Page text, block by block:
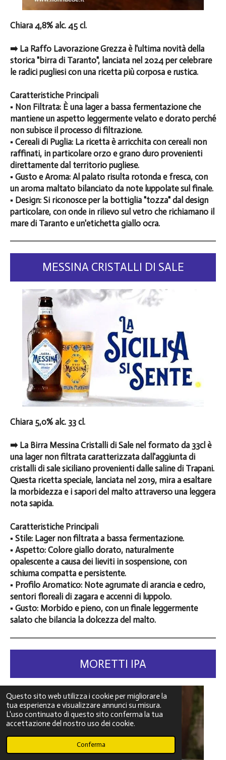
Questo sito web utilizza i cookie per migliorare la
tua esperienza e visualizzare annunci su misura.
L'uso continuato di questo sito conferma la tua
accettazione del nostro uso dei cookie.
Conferma
Chiara 4,8% alc. 45 cl.
➡️ La Raffo Lavorazione Grezza è l'ultima novità della
storica "birra di Taranto", lanciata nel 2024 per celebrare
le radici pugliesi con una ricetta più corposa e rustica.
Caratteristiche Principali
▪️ Non Filtrata: È una lager a bassa fermentazione che
mantiene un aspetto leggermente velato e dorato perché
non subisce il processo di filtrazione.
▪️ Cereali di Puglia: La ricetta è arricchita con cereali non
raffinati, in particolare orzo e grano duro provenienti
direttamente dal territorio pugliese.
▪️ Gusto e Aroma: Al palato risulta rotonda e fresca, con
un aroma maltato bilanciato da note luppolate sul finale.
▪️ Design: Si riconosce per la bottiglia "tozza" dal design
particolare, con onde in rilievo sul vetro che richiamano il
mare di Taranto e un'etichetta giallo ocra.
MESSINA CRISTALLI DI SALE
Chiara 5,0% alc. 33 cl.
➡️ La Birra Messina Cristalli di Sale nel formato da 33cl è
una lager non filtrata caratterizzata dall'aggiunta di
cristalli di sale siciliano provenienti dalle saline di Trapani.
Questa ricetta speciale, lanciata nel 2019, mira a esaltare
la morbidezza e i sapori del malto attraverso una leggera
nota sapida.
Caratteristiche Principali
▪️ Stile: Lager non filtrata a bassa fermentazione.
▪️ Aspetto: Colore giallo dorato, naturalmente
opalescente a causa dei lieviti in sospensione, con
schiuma compatta e persistente.
▪️ Profilo Aromatico: Note agrumate di arancia e cedro,
sentori floreali di zagara e accenni di luppolo.
▪️ Gusto: Morbido e pieno, con un finale leggermente
salato che bilancia la dolcezza del malto.
MORETTI IPA